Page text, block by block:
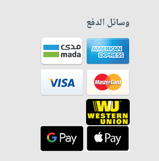
وسائل الدفع